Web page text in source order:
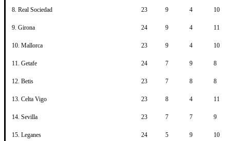
8. Real Sociedad 23 9 4 10
9. Girona 24 9 4 11
10. Mallorca 23 9 4 10
11. Getafe 24 7 9 8
12. Betis 23 7 8 8
13. Celta Vigo 23 8 4 11
14. Sevilla 23 7 7 9
15. Leganes 24 5 9 10